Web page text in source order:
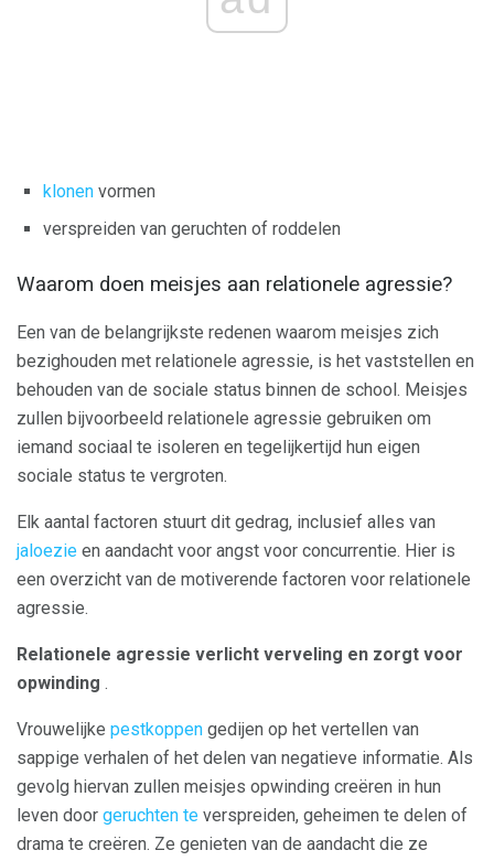
klonen vormen
verspreiden van geruchten of roddelen
Waarom doen meisjes aan relationele agressie?
Een van de belangrijkste redenen waarom meisjes zich
bezighouden met relationele agressie, is het vaststellen en
behouden van de sociale status binnen de school. Meisjes
zullen bijvoorbeeld relationele agressie gebruiken om
iemand sociaal te isoleren en tegelijkertijd hun eigen
sociale status te vergroten.
Elk aantal factoren stuurt dit gedrag, inclusief alles van
jaloezie en aandacht voor angst voor concurrentie. Hier is
een overzicht van de motiverende factoren voor relationele
agressie.
Relationele agressie verlicht verveling en zorgt voor
opwinding .
Vrouwelijke pestkoppen gedijen op het vertellen van
sappige verhalen of het delen van negatieve informatie. Als
gevolg hiervan zullen meisjes opwinding creëren in hun
leven door geruchten te verspreiden, geheimen te delen of
drama te creëren. Ze genieten van de aandacht die ze